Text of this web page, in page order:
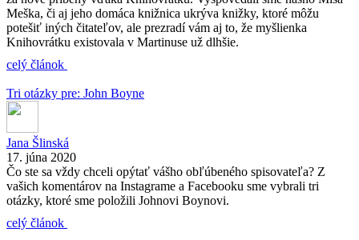
Meška, či aj jeho domáca knižnica ukrýva knižky, ktoré môžu
potešiť iných čitateľov, ale prezradí vám aj to, že myšlienka
Knihovrátku existovala v Martinuse už dlhšie.
celý článok
Tri otázky pre: John Boyne
Jana Šlinská
17. júna 2020
Čo ste sa vždy chceli opýtať vášho obľúbeného spisovateľa? Z
vašich komentárov na Instagrame a Facebooku sme vybrali tri
otázky, ktoré sme položili Johnovi Boynovi.
celý článok